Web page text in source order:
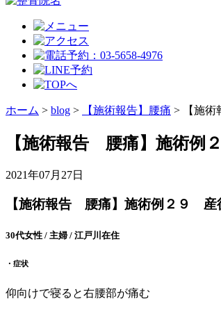
ホーム > blog > 【施術報告】腰痛 > 【施
【施術報告 腰痛】施術例
2021年07月27日
【施術報告 腰痛】施術例２９ 産
30代女性 / 主婦 / 江戸川在住
・症状
仰向けで寝ると右腰部が痛む